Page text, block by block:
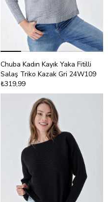
Chuba Kadın Kayık Yaka Fitilli
Salaş Triko Kazak Gri 24W109
₺319,99